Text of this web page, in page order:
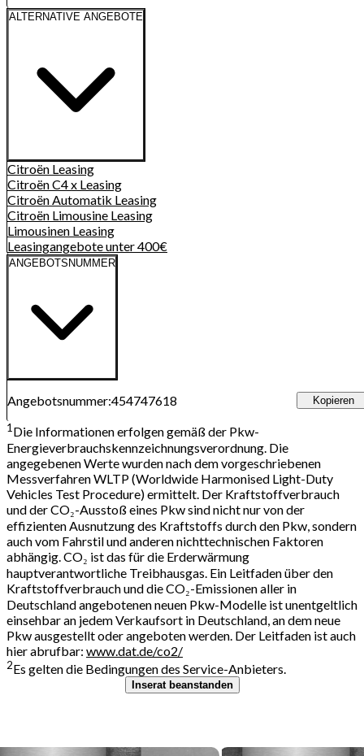
ALTERNATIVE ANGEBOTE
Citroën Leasing
Citroën C4 x Leasing
Citroën Automatik Leasing
Citroën Limousine Leasing
Limousinen Leasing
Leasingangebote unter 400€
ANGEBOTSNUMMER
Angebotsnummer:454747618 Kopieren
1Die Informationen erfolgen gemäß der Pkw-
Energieverbrauchskennzeichnungsverordnung. Die
angegebenen Werte wurden nach dem vorgeschriebenen
Messverfahren WLTP (Worldwide Harmonised Light-Duty
Vehicles Test Procedure) ermittelt. Der Kraftstoffverbrauch
und der CO₂-Ausstoß eines Pkw sind nicht nur von der
effizienten Ausnutzung des Kraftstoffs durch den Pkw, sondern
auch vom Fahrstil und anderen nichttechnischen Faktoren
abhängig. CO₂ ist das für die Erderwärmung
hauptverantwortliche Treibhausgas. Ein Leitfaden über den
Kraftstoffverbrauch und die CO₂-Emissionen aller in
Deutschland angebotenen neuen Pkw-Modelle ist unentgeltlich
einsehbar an jedem Verkaufsort in Deutschland, an dem neue
Pkw ausgestellt oder angeboten werden. Der Leitfaden ist auch
hier abrufbar: www.dat.de/co2/
2Es gelten die Bedingungen des Service-Anbieters.
Inserat beanstanden